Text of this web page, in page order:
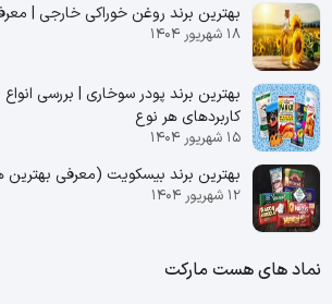
بهترین برند روغن خوراکی خارجی |
۱۸ شهریور ۱۴۰۴
بهترین برند پودر سوخاری | بررسی
کاربردهای هر نوع
۱۵ شهریور ۱۴۰۴
بهترین برند بیسکویت (معرفی بهترین‌ های
۱۲ شهریور ۱۴۰۴
نماد های هست مارکت